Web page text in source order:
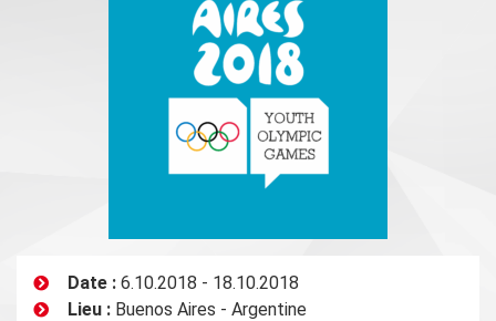
Date :6.10.2018 - 18.10.2018
Lieu :Buenos Aires - Argentine